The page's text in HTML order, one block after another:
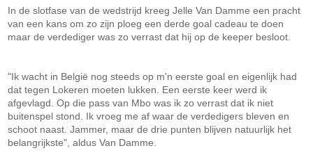
In de slotfase van de wedstrijd kreeg Jelle Van Damme een pracht
van een kans om zo zijn ploeg een derde goal cadeau te doen
maar de verdediger was zo verrast dat hij op de keeper besloot.
"Ik wacht in België nog steeds op m'n eerste goal en eigenlijk had
dat tegen Lokeren moeten lukken. Een eerste keer werd ik
afgevlagd. Op die pass van Mbo was ik zo verrast dat ik niet
buitenspel stond. Ik vroeg me af waar de verdedigers bleven en
schoot naast. Jammer, maar de drie punten blijven natuurlijk het
belangrijkste", aldus Van Damme.